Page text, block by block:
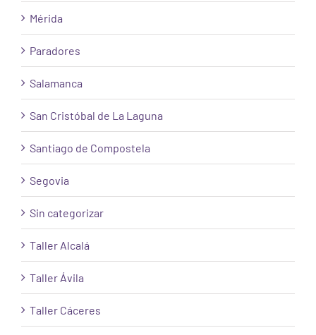
Mérida
Paradores
Salamanca
San Cristóbal de La Laguna
Santiago de Compostela
Segovia
Sin categorizar
Taller Alcalá
Taller Ávila
Taller Cáceres